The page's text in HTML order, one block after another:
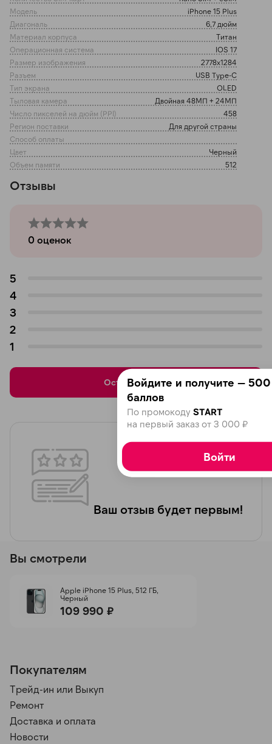
Модель
iPhone 15 Plus
Диагональ
6,7 дюйм
Материал корпуса
Титан
Операционная система
IOS 17
Размер изображения
2778x1284
Разъем
USB Type-C
Тип экрана
OLED
Тыловая камера
Двойная 48МП + 24МП
Число пикселей на дюйм (PPI)
458
Регион поставки
Для другой страны
Способ оплаты
Цвет
Черный
Объем памяти
512
Отзывы
Ваш отзыв будет первым!
0 оценок
5
4
3
2
1
Оставить отзыв
Вы смотрели
Apple iPhone 15 Plus, 512 ГБ,
Черный
109 990 ₽
Покупателям
Трейд-ин или Выкуп
Ремонт
Доставка и оплата
Новости
Войдите и получите — 500
баллов
По промокоду START
на первый заказ от 3 000 ₽
Войти